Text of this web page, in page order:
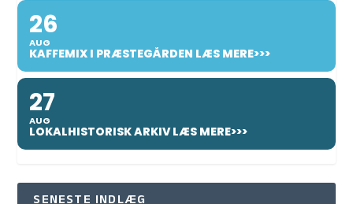
26
AUG
KAFFEMIX I PRÆSTEGÅRDEN LÆS MERE>>>
27
AUG
LOKALHISTORISK ARKIV LÆS MERE>>>